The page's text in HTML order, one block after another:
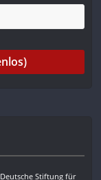
Deutsche Stiftung für